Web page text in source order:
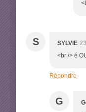
S SYLVIE
<br /> é
Répondre
G